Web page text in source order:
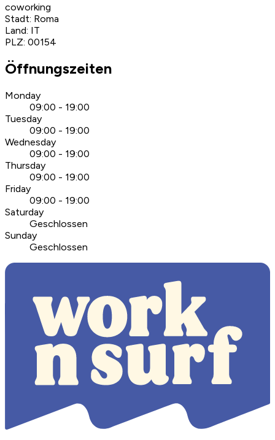
coworking
Stadt: Roma
Land: IT
PLZ: 00154
Öffnungszeiten
Monday
09:00 - 19:00
Tuesday
09:00 - 19:00
Wednesday
09:00 - 19:00
Thursday
09:00 - 19:00
Friday
09:00 - 19:00
Saturday
Geschlossen
Sunday
Geschlossen